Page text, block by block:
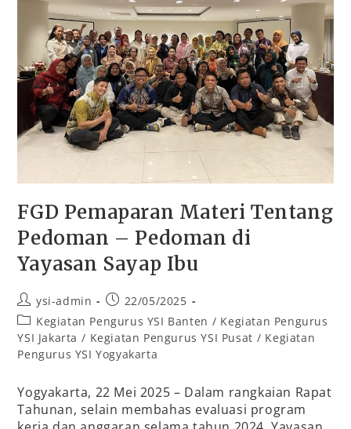
FGD Pemaparan Materi Tentang
Pedoman – Pedoman di
Yayasan Sayap Ibu
ysi-admin
22/05/2025
Kegiatan Pengurus YSI Banten / Kegiatan Pengurus
YSI Jakarta / Kegiatan Pengurus YSI Pusat / Kegiatan
Pengurus YSI Yogyakarta
Yogyakarta, 22 Mei 2025 – Dalam rangkaian Rapat
Tahunan, selain membahas evaluasi program